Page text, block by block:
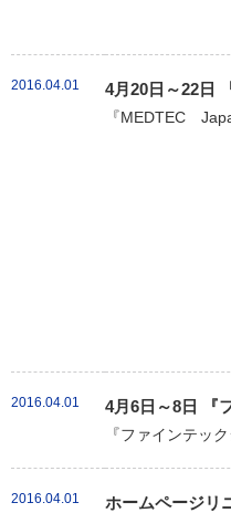
2016.04.01 4月20日～22日
『MEDTEC
2016.04.01 4月6日～8日 『
『ファインテッ
2016.04.01 ホームページリ